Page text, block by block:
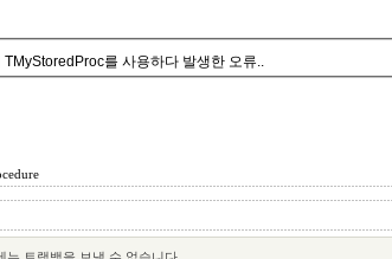
TMyStoredProc를 사용하다 발생한 오류..